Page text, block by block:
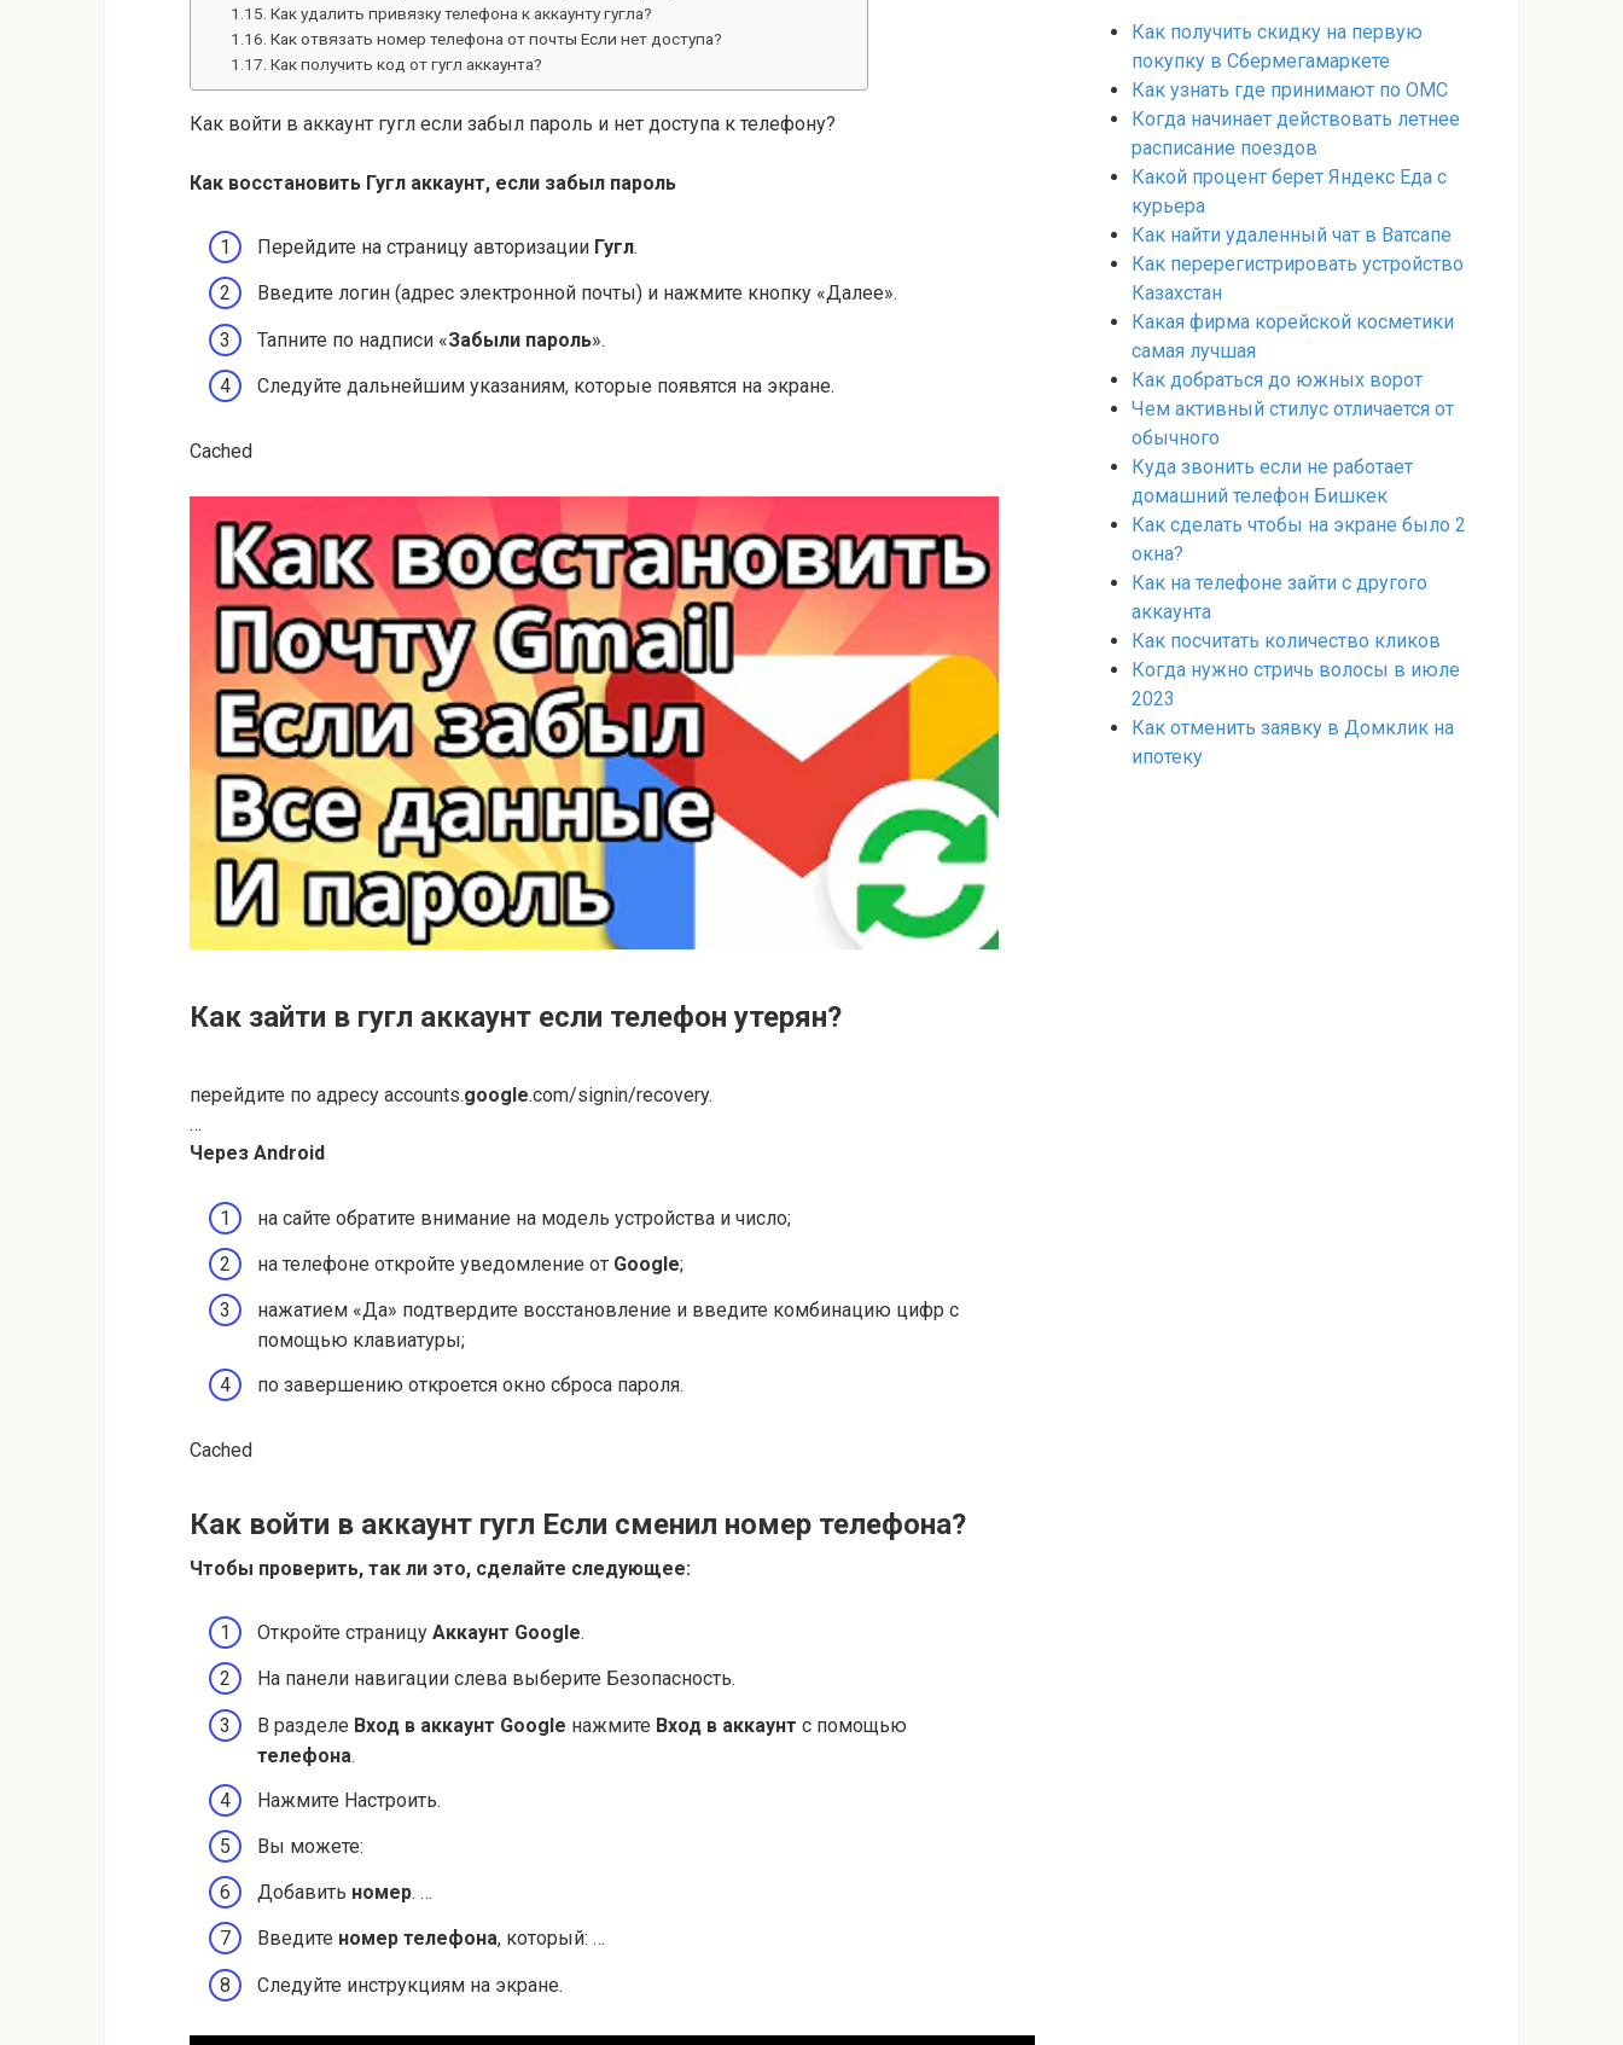
Как удалить привязку телефона к аккаунту гугла?
Как отвязать номер телефона от почты Если нет доступа?
Как получить код от гугл аккаунта?
Как войти в аккаунт гугл если забыл пароль и нет доступа к телефону?
Как восстановить Гугл аккаунт, если забыл пароль
Перейдите на страницу авторизации Гугл.
Введите логин (адрес электронной почты) и нажмите кнопку «Далее».
Тапните по надписи «Забыли пароль».
Следуйте дальнейшим указаниям, которые появятся на экране.
Cached
Как зайти в гугл аккаунт если телефон утерян?
перейдите по адресу accounts.google.com/signin/recovery.
…
Через Android
на сайте обратите внимание на модель устройства и число;
на телефоне откройте уведомление от Google;
нажатием «Да» подтвердите восстановление и введите комбинацию цифр с
помощью клавиатуры;
по завершению откроется окно сброса пароля.
Cached
Как войти в аккаунт гугл Если сменил номер телефона?
Чтобы проверить, так ли это, сделайте следующее:
Откройте страницу Аккаунт Google.
На панели навигации слева выберите Безопасность.
В разделе Вход в аккаунт Google нажмите Вход в аккаунт с помощью
телефона.
Нажмите Настроить.
Вы можете:
Добавить номер. …
Введите номер телефона, который: …
Следуйте инструкциям на экране.
Как получить скидку на первую
покупку в Сбермегамаркете
Как узнать где принимают по ОМС
Когда начинает действовать летнее
расписание поездов
Какой процент берет Яндекс Еда с
курьера
Как найти удаленный чат в Ватсапе
Как перерегистрировать устройство
Казахстан
Какая фирма корейской косметики
самая лучшая
Как добраться до южных ворот
Чем активный стилус отличается от
обычного
Куда звонить если не работает
домашний телефон Бишкек
Как сделать чтобы на экране было 2
окна?
Как на телефоне зайти с другого
аккаунта
Как посчитать количество кликов
Когда нужно стричь волосы в июле
2023
Как отменить заявку в Домклик на
ипотеку